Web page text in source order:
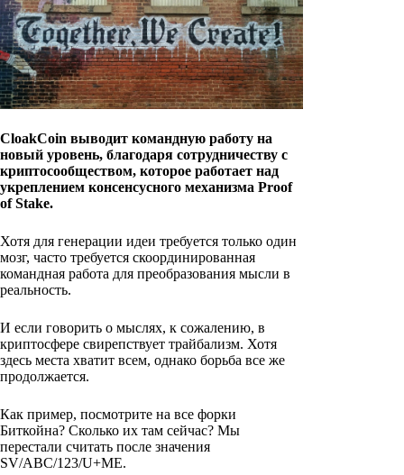
CloakCoin выводит командную работу на
новый уровень, благодаря сотрудничеству с
криптосообществом, которое работает над
укреплением консенсусного механизма Proof
of Stake.
Хотя для генерации идеи требуется только один
мозг, часто требуется скоординированная
командная работа для преобразования мысли в
реальность.
И если говорить о мыслях, к сожалению, в
криптосфере свирепствует трайбализм. Хотя
здесь места хватит всем, однако борьба все же
продолжается.
Как пример, посмотрите на все форки
Биткойна? Сколько их там сейчас? Мы
перестали считать после значения
SV/ABC/123/U+ME.